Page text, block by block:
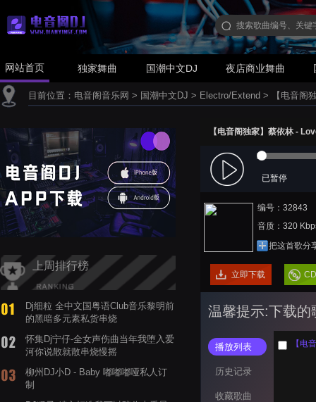
网站首页 独家舞曲 国潮中文DJ 夜店商业舞曲
目前位置： 电音阁音乐网 > 国潮中文DJ > Electro/Extend > 【电音阁
上周排行榜
Dj细粒 全中文国粤语Club音乐黎明前
的黑暗多元素私货串烧
怀集Dj宁仔-全女声伤曲当年我堕入爱
河你说散就散串烧慢摇
柳州DJ小D - Baby 嘟嘟嘟哑私人订
制
【电音阁独家】蔡依林 -
已暂停
编号：32843
音质：320
把这首歌分
立即下载
温馨提示:下载的
播放列表
历史记录
收藏歌曲
【电